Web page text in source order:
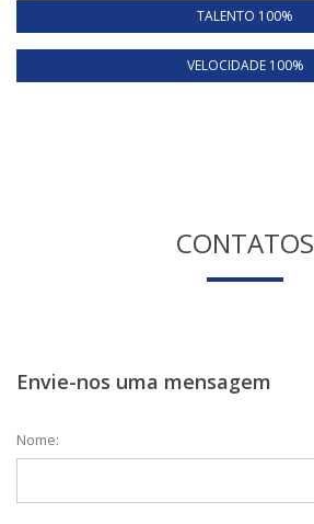
TALENTO 100%
VELOCIDADE 100%
CONTATOS
Envie-nos uma mensagem
Nome: